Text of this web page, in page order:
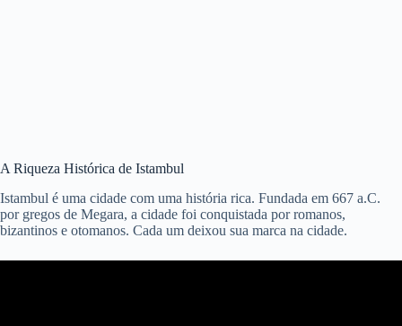
A Riqueza Histórica de Istambul
Istambul é uma cidade com uma história rica. Fundada em 667 a.C.
por gregos de Megara, a cidade foi conquistada por romanos,
bizantinos e otomanos. Cada um deixou sua marca na cidade.